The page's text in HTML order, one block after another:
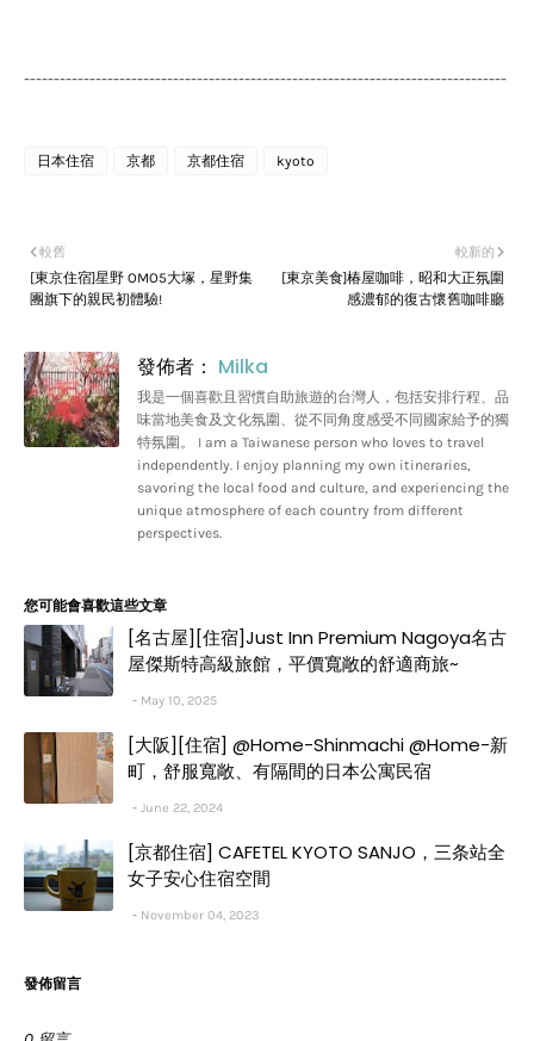
---------------------------------------------------------------------------------
日本住宿 京都 京都住宿 kyoto
較新的
[東京美食]椿屋咖啡，昭和大正氛圍
感濃郁的復古懷舊咖啡廳
較舊
[東京住宿]星野 OMO5大塚，星野集
團旗下的親民初體驗!
發佈者： Milka
我是一個喜歡且習慣自助旅遊的台灣人，包括安排行程、品
味當地美食及文化氛圍、從不同角度感受不同國家給予的獨
特氛圍。 I am a Taiwanese person who loves to travel
independently. I enjoy planning my own itineraries,
savoring the local food and culture, and experiencing the
unique atmosphere of each country from different
perspectives.
您可能會喜歡這些文章
[名古屋][住宿]Just Inn Premium Nagoya名古
屋傑斯特高級旅館，平價寬敞的舒適商旅~
May 10, 2025
[大阪][住宿] @Home-Shinmachi @Home-新
町，舒服寬敞、有隔間的日本公寓民宿
June 22, 2024
[京都住宿] CAFETEL KYOTO SANJO，三条站全
女子安心住宿空間
November 04, 2023
發佈留言